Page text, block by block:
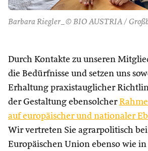
Barbara Riegler_© BIO AUSTRIA /
Durch Kontakte zu unseren
die Bedürfnisse und setzen uns
Erhaltung praxistauglicher
der Gestaltung ebensolcher
auf europäischer und nationaler
Wir vertreten Sie agrarpolitisch
Europäischen Union ebenso wie